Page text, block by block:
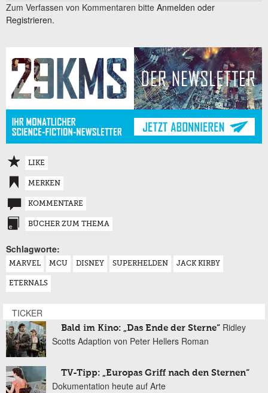
Zum Verfassen von Kommentaren bitte Anmelden oder
Registrieren.
LIKE
MERKEN
KOMMENTARE
BÜCHER ZUM THEMA
Schlagworte:
MARVEL MCU DISNEY SUPERHELDEN JACK KIRBY
ETERNALS
TICKER
Bald im Kino: „Das Ende der Sterne“ Ridley
Scotts Adaption von Peter Hellers Roman
TV-Tipp: „Europas Griff nach den Sternen“
Dokumentation heute auf Arte